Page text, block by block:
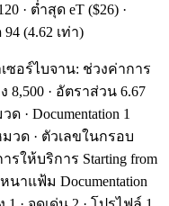
· ต่ำสุด eT ($26) ·
(4.62 เท่า)
ซอร์ไบจาน: ช่วงค่าการ
· อัตราส่วน 6.67
· Documentation 1
วด · ตัวเลขในกรอบ
รให้บริการ Starting from
าแฟ้ม Documentation